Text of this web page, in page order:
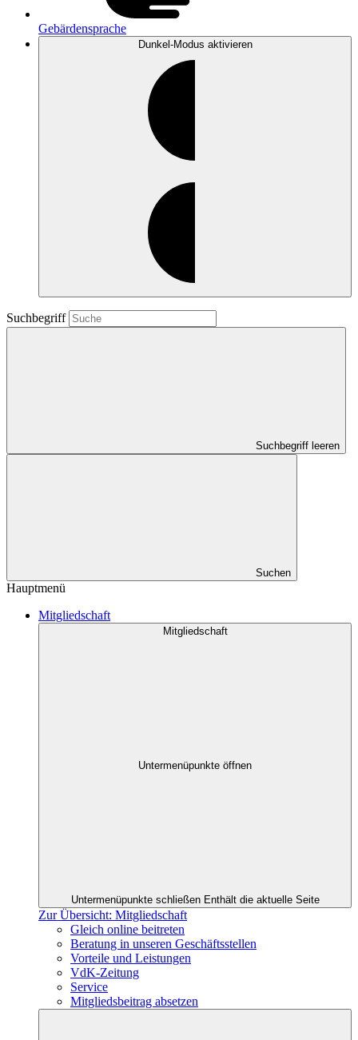
Gebärdensprache
Dunkel-Modus aktivieren
Suchbegriff
Suchbegriff leeren
Suchen
Hauptmenü
Mitgliedschaft
Mitgliedschaft
Untermenüpunkte öffnen
Untermenüpunkte schließen Enthält die aktuelle Seite
Zur Übersicht: Mitgliedschaft
Gleich online beitreten
Beratung in unseren Geschäftsstellen
Vorteile und Leistungen
VdK-Zeitung
Service
Mitgliedsbeitrag absetzen